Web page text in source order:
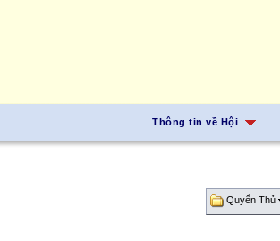
Thông tin về Hội
Quyển Thủ